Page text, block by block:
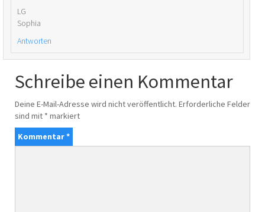
LG
Sophia
Antworten
Schreibe einen Kommentar
Deine E-Mail-Adresse wird nicht veröffentlicht. Erforderliche Felder
sind mit * markiert
Kommentar*